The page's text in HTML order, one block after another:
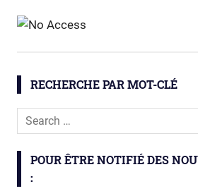
RECHERCHE PAR MOT-CLÉ
POUR ÊTRE NOTIFIÉ DES
: